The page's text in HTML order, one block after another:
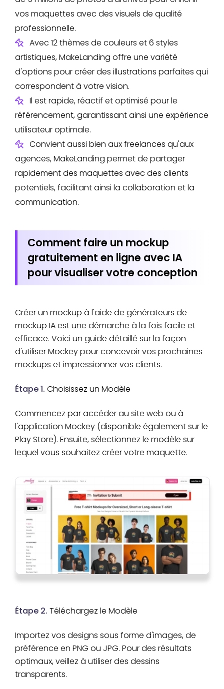
vos maquettes avec des visuels de qualité
professionnelle.
Avec 12 thèmes de couleurs et 6 styles
artistiques, MakeLanding offre une variété
d'options pour créer des illustrations parfaites qui
correspondent à votre vision.
Il est rapide, réactif et optimisé pour le
référencement, garantissant ainsi une expérience
utilisateur optimale.
Convient aussi bien aux freelances qu'aux
agences, MakeLanding permet de partager
rapidement des maquettes avec des clients
potentiels, facilitant ainsi la collaboration et la
communication.
Comment faire un mockup
gratuitement en ligne avec IA
pour visualiser votre conception
Créer un mockup à l'aide de générateurs de
mockup IA est une démarche à la fois facile et
efficace. Voici un guide détaillé sur la façon
d'utiliser Mockey pour concevoir vos prochaines
mockups et impressionner vos clients.
Étape 1. Choisissez un Modèle
Commencez par accéder au site web ou à
l'application Mockey (disponible également sur le
Play Store). Ensuite, sélectionnez le modèle sur
lequel vous souhaitez créer votre maquette.
Étape 2. Téléchargez le Modèle
Importez vos designs sous forme d'images, de
préférence en PNG ou JPG. Pour des résultats
optimaux, veillez à utiliser des dessins
transparents.